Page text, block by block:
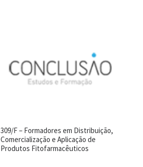
309/F – Formadores em Distribuição,
Comercialização e Aplicação de
Produtos Fitofarmacêuticos